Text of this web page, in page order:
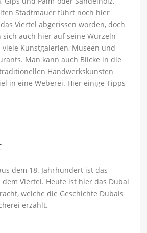
Stadtmauer führt noch hier
Viertel abgerissen worden, doch
auch hier auf seine Wurzeln
Kunstgalerien, Museen und
Man kann auch Blicke in die
Handwerkskünsten
in eine Weberei. Hier einige Tipps
dem 18. Jahrhundert ist das
Viertel. Heute ist hier das Dubai
welche die Geschichte Dubais
erzählt.